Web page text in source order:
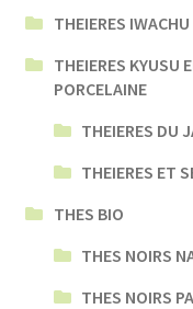
THEIERES
THEIERES KYUSU
PORCELAINE
THEIERES DU
THEIERES ET
THES BIO
THES NOIRS
THES NOIRS